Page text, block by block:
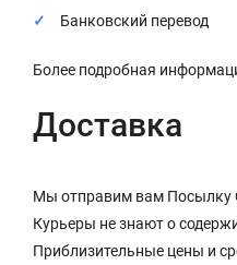
Банковский перевод
Более подробная
Доставка
Мы отправим вам Посылку
Курьеры не знают о
Приблизительные цены и